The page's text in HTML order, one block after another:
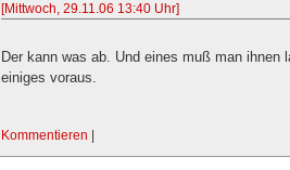
[Mittwoch, 29.11.06 13:40 Uhr]
Der kann was ab. Und eines muß man
einiges voraus.
Kommentieren